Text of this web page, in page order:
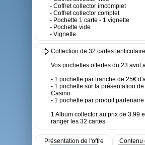
- Coffret collector imcomplet
- Coffret collector complet
- Pochette 1 carte - 1 vignette
- Pochette vide
- Vignette
Collection de 32 cartes
Vos pochettes offertes du 23 avril
- 1 pochette par tranche de 25€
- 1 pochette sur la présentation de
Casino
- 1 pochette par produit partenaire
1 Album collector au prix de 3.99
ranger les 32 cartes
Présentation de l'offre Contenu